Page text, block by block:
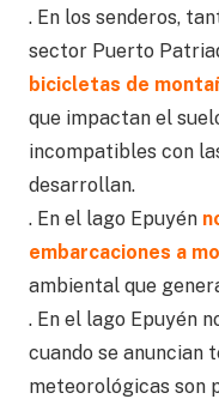
. En los senderos,
sector Puerto
bicicletas de
que impactan el
incompatibles con
desarrollan.
. En el lago Epuyén
embarcaciones a
ambiental que
. En el lago Epuyén
cuando se anuncian
meteorológicas son